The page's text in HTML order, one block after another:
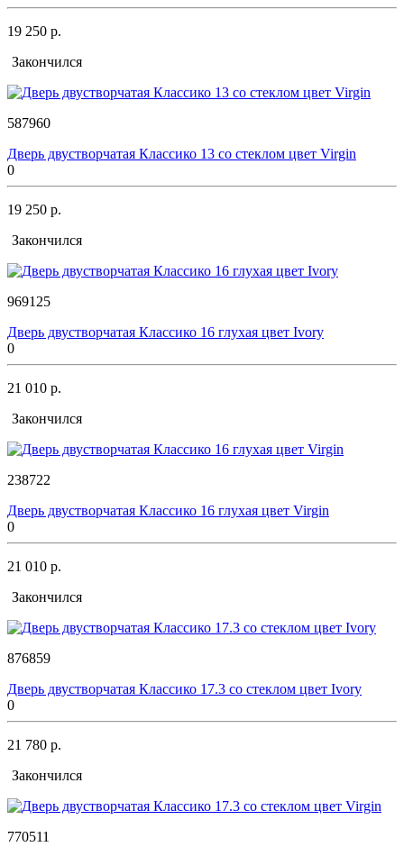
19 250 р.
Закончился
587960
Дверь двустворчатая Классико 13 со стеклом цвет Virgin
0
19 250 р.
Закончился
969125
Дверь двустворчатая Классико 16 глухая цвет Ivory
0
21 010 р.
Закончился
238722
Дверь двустворчатая Классико 16 глухая цвет Virgin
0
21 010 р.
Закончился
876859
Дверь двустворчатая Классико 17.3 со стеклом цвет Ivory
0
21 780 р.
Закончился
770511